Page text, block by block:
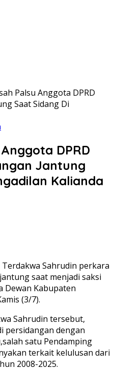
Palsu Anggota DPRD
Saat Sidang Di
DPRD
Jantung
Kalianda
Terdakwa Sahrudin perkara
saat menjadi saksi
Dewan Kabupaten
(3/7).
Sahrudin tersebut,
persidangan dengan
satu Pendamping
terkait kelulusan dari
2008-2025.